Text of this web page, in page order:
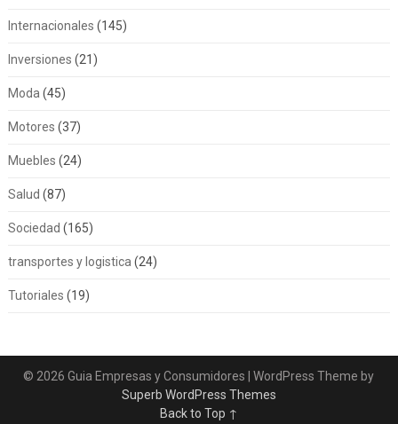
Internacionales (145)
Inversiones (21)
Moda (45)
Motores (37)
Muebles (24)
Salud (87)
Sociedad (165)
transportes y logistica (24)
Tutoriales (19)
© 2026 Guia Empresas y Consumidores
| WordPress Theme by
Superb WordPress Themes
Back to Top ↑